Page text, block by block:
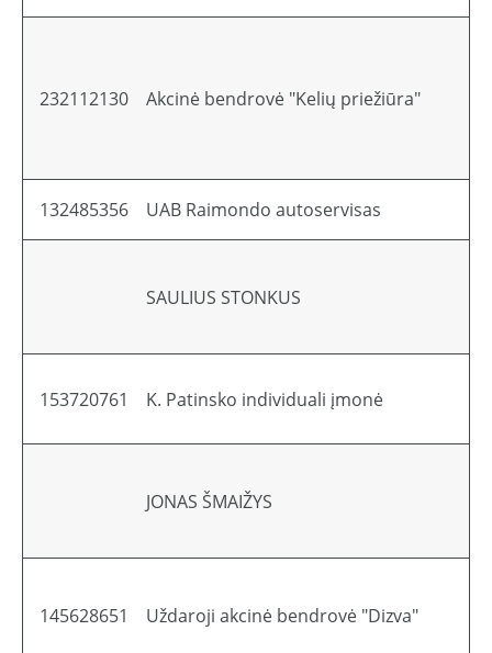
232112130 Akcinė bendrovė "Kelių priežiūra"
132485356 UAB Raimondo autoservisas
SAULIUS STONKUS
153720761 K. Patinsko individuali įmonė
JONAS ŠMAIŽYS
145628651 Uždaroji akcinė bendrovė "Dizva"